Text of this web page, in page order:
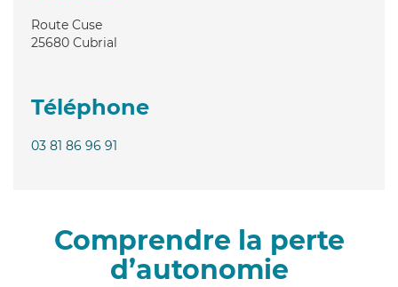
Route Cuse
25680 Cubrial
Téléphone
03 81 86 96 91
Comprendre la perte
d’autonomie